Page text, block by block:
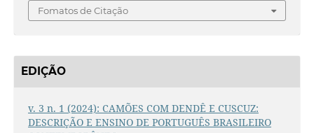
Fomatos de Citação
EDIÇÃO
v. 3 n. 1 (2024): CAMÕES COM DENDÊ E CUSCUZ:
DESCRIÇÃO E ENSINO DE PORTUGUÊS BRASILEIRO